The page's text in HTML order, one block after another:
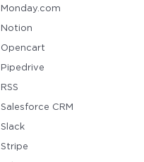
Monday.com
Notion
Opencart
Pipedrive
RSS
Salesforce CRM
Slack
Stripe